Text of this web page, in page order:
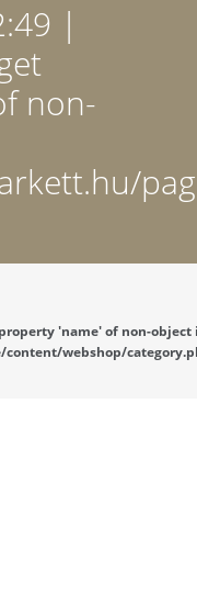
|
non-
'name' of non-object
webshop/